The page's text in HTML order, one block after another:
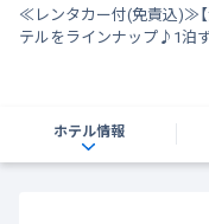
≪レンタカー付(免責込)≫
テルをラインナップ♪1泊
ホテル情報